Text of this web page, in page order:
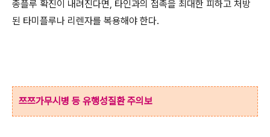
종플루 확진이 내려진다면, 타인과의 접촉을 최대한 피하고 처방
된 타미플루나 리렌자를 복용해야 한다.
쯔쯔가무시병 등 유행성질환 주의보